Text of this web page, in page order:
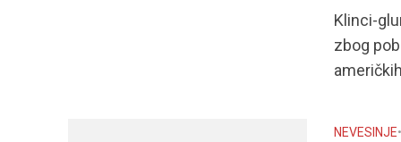
Klinci-
zbog
NEVESINJE